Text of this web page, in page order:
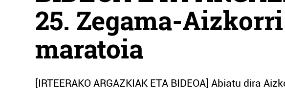
25. Zegama-
maratoia
[IRTEERAKO ARGAZKIAK ETA BIDEOA] Abiatu dira